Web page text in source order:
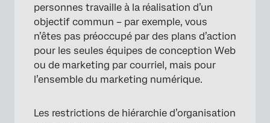
×
personnes travaille à la réalisation d’un
objectif commun – par exemple, vous
n’êtes pas préoccupé par des plans d’action
pour les seules équipes de conception Web
ou de marketing par courriel, mais pour
l’ensemble du marketing numérique.
Les restrictions de hiérarchie d’organisation